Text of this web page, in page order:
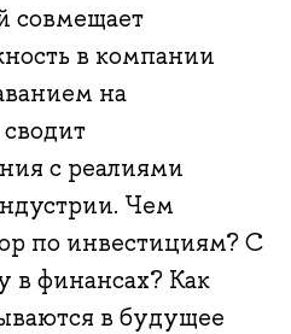
совмещает
в компании
на
с реалиями
Чем
по инвестициям? С
в финансах? Как
в будущее